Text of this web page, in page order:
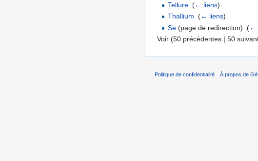
Tellure ‎(← liens)
Thallium ‎(← liens)
Se (page de redirection) ‎(←
Voir (50 précédentes | 50
Politique de confidentialité À propos de